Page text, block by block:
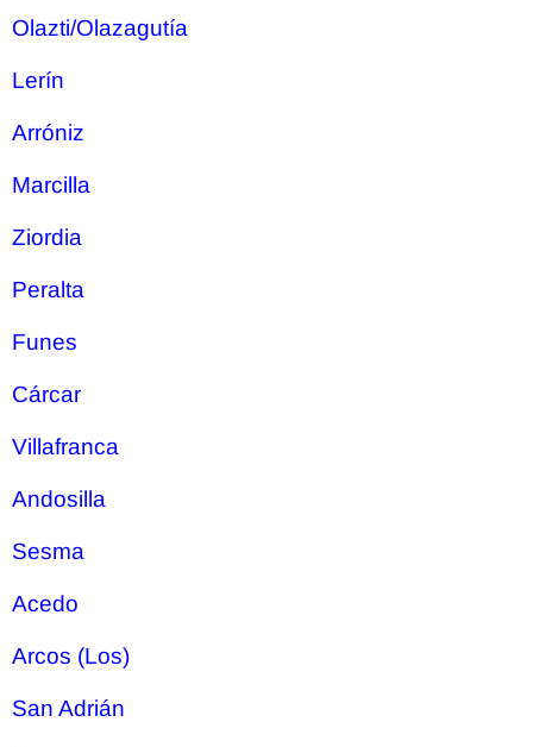
Olazti/Olazagutía
Lerín
Arróniz
Marcilla
Ziordia
Peralta
Funes
Cárcar
Villafranca
Andosilla
Sesma
Acedo
Arcos (Los)
San Adrián